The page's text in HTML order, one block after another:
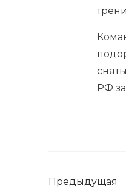
РФ
Предыдущая